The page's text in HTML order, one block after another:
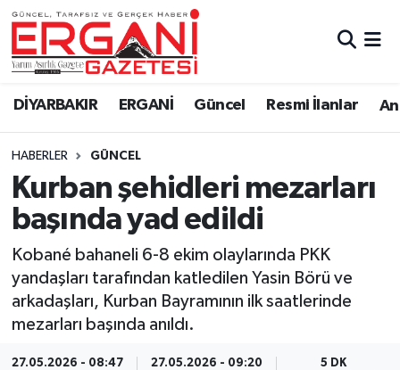
DİYARBAKIR ERGANİ Güncel Resmi İlanlar
HABERLER GÜNCEL
Kurban şehidleri mezarları
başında yad edildi
Kobané bahaneli 6-8 ekim olaylarında PKK
yandaşları tarafından katledilen Yasin Börü ve
arkadaşları, Kurban Bayramının ilk saatlerinde
mezarları başında anıldı.
27.05.2026 - 08:47 27.05.2026 - 09:20 5 DK
DİYARBAKIR
BİSMİL
BAĞLAR
ERGANİ
Güncel
Resmi İlanlar
Sağlık
Ergani Nöbetçi Eczaneler
Ergani Hava Durumu
Ergani Trafik Yoğunluk Haritası
Süper Lig Puan Durumu ve Fikstür
Tüm Manşetler
Son Dakika Haberleri